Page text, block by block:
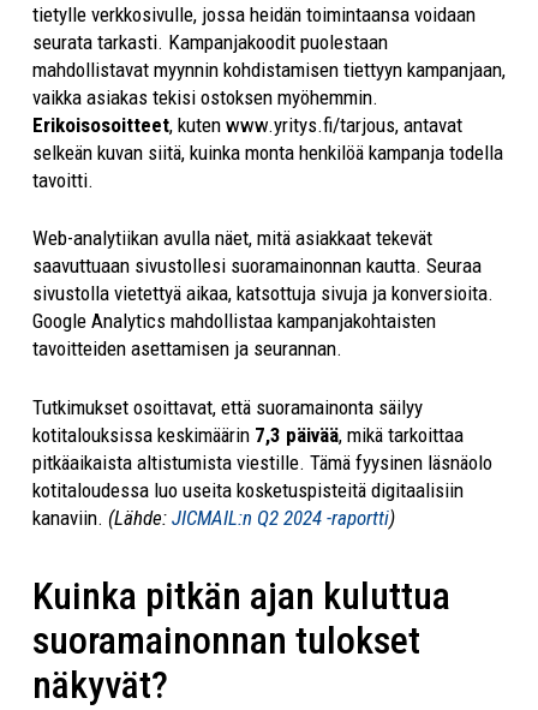
tietylle verkkosivulle, jossa heidän toimintaansa voidaan
seurata tarkasti. Kampanjakoodit puolestaan
mahdollistavat myynnin kohdistamisen tiettyyn kampanjaan,
vaikka asiakas tekisi ostoksen myöhemmin.
Erikoisosoitteet, kuten www.yritys.fi/tarjous, antavat
selkeän kuvan siitä, kuinka monta henkilöä kampanja todella
tavoitti.
Web-analytiikan avulla näet, mitä asiakkaat tekevät
saavuttuaan sivustollesi suoramainonnan kautta. Seuraa
sivustolla vietettyä aikaa, katsottuja sivuja ja konversioita.
Google Analytics mahdollistaa kampanjakohtaisten
tavoitteiden asettamisen ja seurannan.
Tutkimukset osoittavat, että suoramainonta säilyy
kotitalouksissa keskimäärin 7,3 päivää, mikä tarkoittaa
pitkäaikaista altistumista viestille. Tämä fyysinen läsnäolo
kotitaloudessa luo useita kosketuspisteitä digitaalisiin
kanaviin. (Lähde: JICMAIL:n Q2 2024 -raportti)
Kuinka pitkän ajan kuluttua
suoramainonnan tulokset
näkyvät?